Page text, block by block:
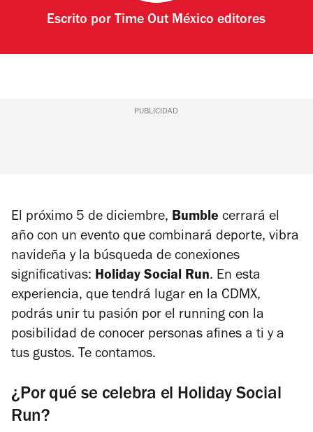
Escrito por Time Out México editores
PUBLICIDAD
El próximo 5 de diciembre, Bumble cerrará el
año con un evento que combinará deporte, vibra
navideña y la búsqueda de conexiones
significativas: Holiday Social Run. En esta
experiencia, que tendrá lugar en la CDMX,
podrás unir tu pasión por el running con la
posibilidad de conocer personas afines a ti y a
tus gustos. Te contamos.
¿Por qué se celebra el Holiday Social
Run?